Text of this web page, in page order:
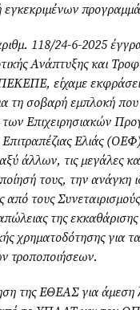
εγκεκριμένων
118/24-6-2025
Ανάπτυξης και
είχαμε
τη σοβαρή εμπλοκή
Επιχειρησιακών
Ελιάς
άλλων, τις μεγάλες
τους, την ανάγκη
από τους
της
χρηματοδότησης για
τροποποιήσεων.
της ΕΘΕΑΣ για άμεση